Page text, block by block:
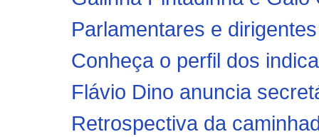
Parlamentares e
Conheça o perfil dos
Flávio Dino anuncia
Retrospectiva da